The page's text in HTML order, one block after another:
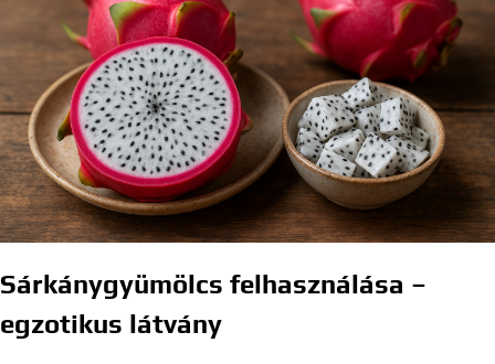
Sárkánygyümölcs felhasználása –
egzotikus látvány